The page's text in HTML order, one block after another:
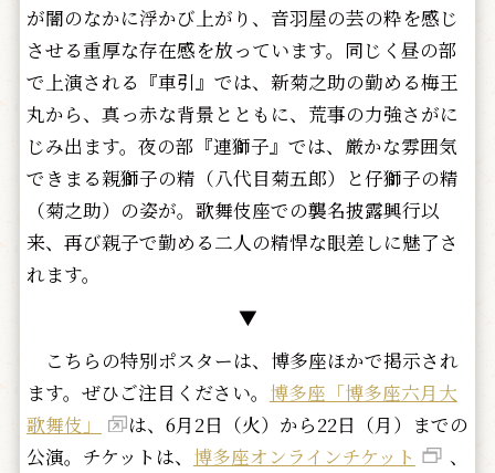
が闇のなかに浮かび上がり、音羽屋の芸の粋を感じ
させる重厚な存在感を放っています。同じく昼の部
で上演される『車引』では、新菊之助の勤める梅王
丸から、真っ赤な背景とともに、荒事の力強さがに
じみ出ます。夜の部『連獅子』では、厳かな雰囲気
できまる親獅子の精（八代目菊五郎）と仔獅子の精
（菊之助）の姿が。歌舞伎座での襲名披露興行以
来、再び親子で勤める二人の精悍な眼差しに魅了さ
れます。
▼
こちらの特別ポスターは、博多座ほかで掲示され
ます。ぜひご注目ください。 博多座「博多座六月大
歌舞伎」
は、6月2日（火）から22日（月）までの
公演。チケットは、 博多座オンラインチケット
、